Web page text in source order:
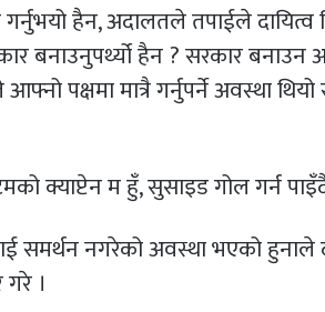
हैन, अदालतले तपाईले दायित्व
बनाउनुपर्थ्यो हैन ? सरकार
पक्षमा मात्रै गर्नुपर्ने अवस्था
क्याप्टेन म हुँ, सुसाइड गोल गर्न
समर्थन नगरेको अवस्था भएको
।